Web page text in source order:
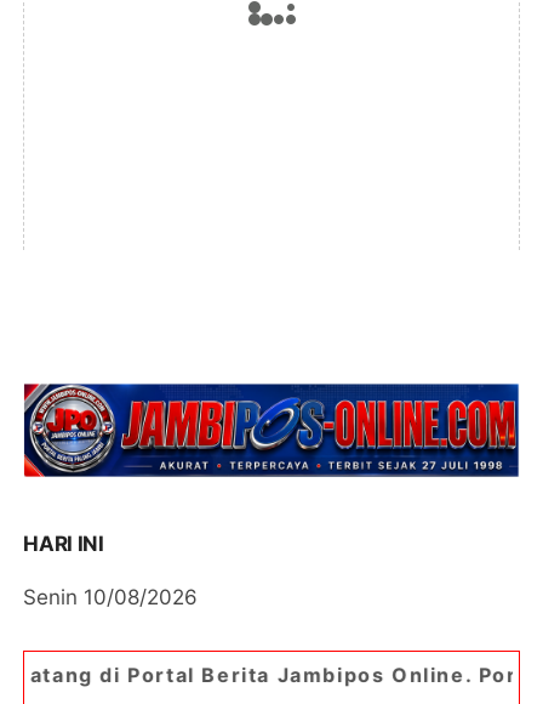
HARI INI
Senin 10/08/2026
Berita Jambipos Online. Portal Berita